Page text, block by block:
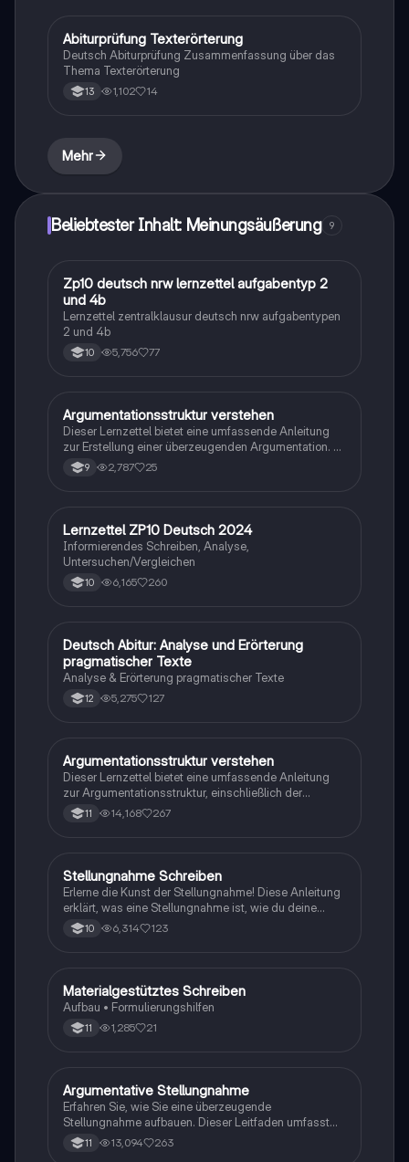
und die Rolle der Gesellschaft im Umgang mit
verbalen Übergriffen.
Deutsch
Abiturprüfung Texterörterung
Deutsch Abiturprüfung Zusammenfassung über das
Thema Texterörterung
13 1,102 14
Mehr
Beliebtester Inhalt: Meinungsäußerung 9
Deutsch
Zp10 deutsch nrw lernzettel aufgabentyp 2
und 4b
Lernzettel zentralklausur deutsch nrw aufgabentypen
2 und 4b
10 5,756 77
Deutsch
Argumentationsstruktur verstehen
Dieser Lernzettel bietet eine umfassende Anleitung
zur Erstellung einer überzeugenden Argumentation. Er
behandelt die wesentlichen Elemente wie Einleitung,
Hauptteil mit klaren Argumenten (Behauptung,
möchten und lernen wollen, wie man Leser effektiv
überzeugt.
9 2,787 25
Deutsch
Lernzettel ZP10 Deutsch 2024
Informierendes Schreiben, Analyse,
Untersuchen/Vergleichen
10 6,165 260
Deutsch
Deutsch Abitur: Analyse und Erörterung
pragmatischer Texte
Analyse & Erörterung pragmatischer Texte
12 5,275 127
Deutsch
Argumentationsstruktur verstehen
Dieser Lernzettel bietet eine umfassende Anleitung
zur Argumentationsstruktur, einschließlich der
verschiedenen Argumententypen und der
Aufbauprinzipien für Erörterungen. Erfahren Sie, wie
Schüler, die ihre Fähigkeiten im argumentativen
Schreiben verbessern möchten.
11 14,168 267
Deutsch
Stellungnahme Schreiben
Erlerne die Kunst der Stellungnahme! Diese Anleitung
erklärt, was eine Stellungnahme ist, wie du deine
eigene Meinung klar und überzeugend formulierst und
welche Struktur du beachten solltest. Ideal für
10 6,314 123
Deutsch
Materialgestütztes Schreiben
Aufbau • Formulierungshilfen
11 1,285 21
Deutsch
Argumentative Stellungnahme
Erfahren Sie, wie Sie eine überzeugende
Stellungnahme aufbauen. Dieser Leitfaden umfasst
die Struktur (Einleitung, Hauptteil, Schluss), wichtige
Argumente, Beispiele und Tipps zur Formulierung
11 13,094 263